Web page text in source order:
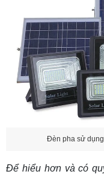
3.4 Ứng dụng
3.5 Thể thao và
4. Phân loại đèn
4.1 Theo Công
4.2 Theo Thiết Kế
4.3 Theo Tính
4.4 Theo Dung
5. TOP 8 mẫu đèn
Đèn pha sử
Để hiểu hơn và có